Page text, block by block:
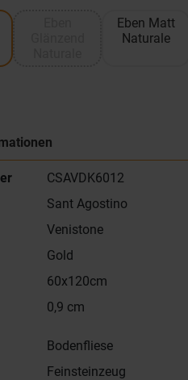
Eben Matt
Naturale
CSAVDK6012
Sant Agostino
Venistone
Gold
60x120cm
0,9 cm
Bodenfliese
Feinsteinzeug